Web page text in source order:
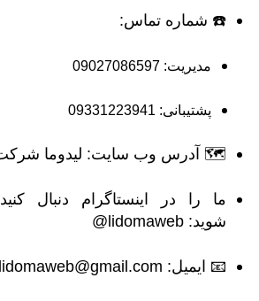
☎️ شماره تماس:
مدیریت: 09027086597
پشتیبانی: 09331223941
🗺 آدرس وب سایت: لیدوما
ما را در اینستاگرام دنبال
شوید: lidomaweb@
📧 ایمیل: lidomaweb@gmail.com